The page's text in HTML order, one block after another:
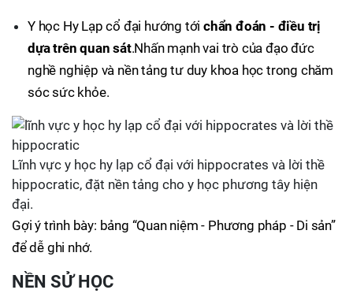
Y học Hy Lạp cổ đại hướng tới chẩn đoán - điều trị
dựa trên quan sát.Nhấn mạnh vai trò của đạo đức
nghề nghiệp và nền tảng tư duy khoa học trong chăm
sóc sức khỏe.
Lĩnh vực y học hy lạp cổ đại với hippocrates và lời thề
hippocratic, đặt nền tảng cho y học phương tây hiện
đại.
Gợi ý trình bày: bảng “Quan niệm - Phương pháp - Di sản”
để dễ ghi nhớ.
NỀN SỬ HỌC